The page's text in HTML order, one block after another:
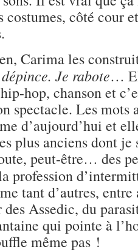
costumes, côté cour
Carima les
Je rabote…
hop, chanson et
spectacle. Les mots
d’aujourd’hui et
plus anciens dont je
peut-être… des
profession
tant d’autres,
Assedic, du
qui pointe à
même pas !